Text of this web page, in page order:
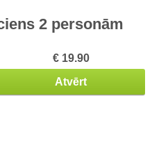
2 personām
€ 19.90
Atvērt